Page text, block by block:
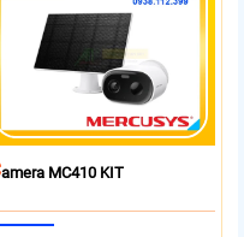
Amera MC410 KIT